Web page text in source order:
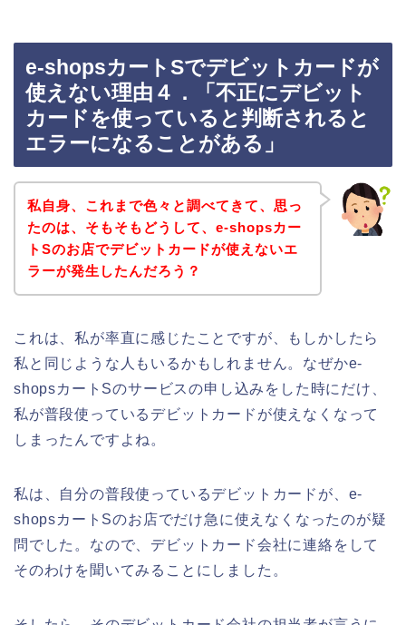
e-shopsカートSでデビットカードが
使えない理由４．「不正にデビット
カードを使っていると判断されると
エラーになることがある」
私自身、これまで色々と調べてきて、思っ
たのは、そもそもどうして、e-shopsカー
トSのお店でデビットカードが使えないエ
ラーが発生したんだろう？
これは、私が率直に感じたことですが、もしかしたら
私と同じような人もいるかもしれません。なぜかe-
shopsカートSのサービスの申し込みをした時にだけ、
私が普段使っているデビットカードが使えなくなって
しまったんですよね。
私は、自分の普段使っているデビットカードが、e-
shopsカートSのお店でだけ急に使えなくなったのが疑
問でした。なので、デビットカード会社に連絡をして
そのわけを聞いてみることにしました。